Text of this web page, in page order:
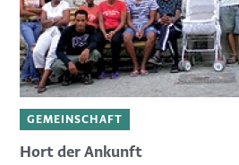
GEMEINSCHAFT
Hort der Ankunft